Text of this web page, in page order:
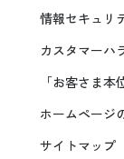
情報セキュリ
カスタマーハ
「お客さま
ホームページ
サイトマップ